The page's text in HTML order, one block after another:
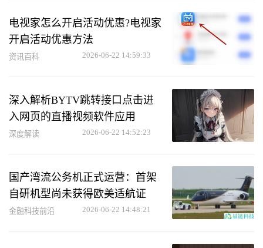
电视家怎么开启活动优惠?电视家
开启活动优惠方法
资讯百科 2026-06-22 14:59:33
深入解析BYTV跳转接口点击进
入网页的直播视频软件应用
深度解读 2026-06-22 14:52:23
国产湾流公务机正式运营：首架
自研机型尚未获得欧美适航证
金融科技前沿 2026-06-22 14:48:21